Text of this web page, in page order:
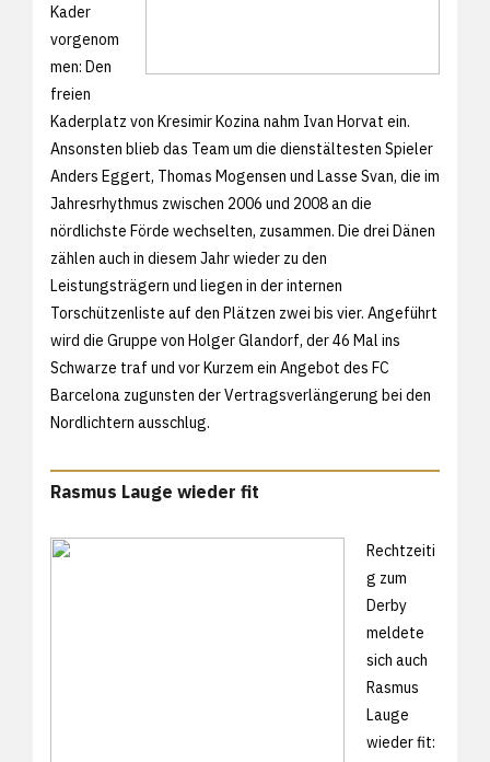
Kader
vorgenom
men: Den
freien
Kaderplatz von Kresimir Kozina nahm Ivan Horvat ein.
Ansonsten blieb das Team um die dienstältesten Spieler
Anders Eggert, Thomas Mogensen und Lasse Svan, die im
Jahresrhythmus zwischen 2006 und 2008 an die
nördlichste Förde wechselten, zusammen. Die drei Dänen
zählen auch in diesem Jahr wieder zu den
Leistungsträgern und liegen in der internen
Torschützenliste auf den Plätzen zwei bis vier. Angeführt
wird die Gruppe von Holger Glandorf, der 46 Mal ins
Schwarze traf und vor Kurzem ein Angebot des FC
Barcelona zugunsten der Vertragsverlängerung bei den
Nordlichtern ausschlug.
Rasmus Lauge wieder fit
Rechtzeiti
g zum
Derby
meldete
sich auch
Rasmus
Lauge
wieder fit: